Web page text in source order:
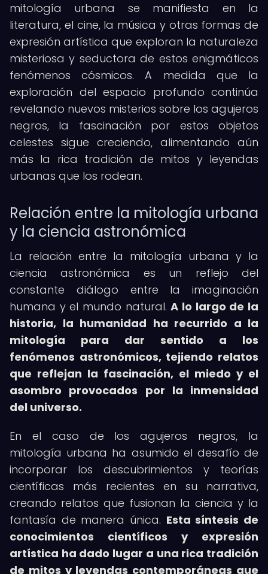
mitología urbana se manifiesta en la
literatura, el cine, la música y otras formas de
expresión artística que exploran la naturaleza
misteriosa y seductora de estos enigmáticos
fenómenos cósmicos. A medida que la
exploración del espacio profundo continúa
revelando nuevos misterios sobre los agujeros
negros, la fascinación por estos objetos
celestes sigue creciendo, alimentando aún
más la rica tradición de mitos y leyendas
urbanas que los rodean.
Relación entre la mitología urbana
y la ciencia astronómica
La relación entre la mitología urbana y la
ciencia astronómica es un reflejo del
constante diálogo entre la imaginación
humana y el mundo natural.A lo largo de la
historia, la humanidad ha recurrido a la
mitología para dar sentido a los
fenómenos astronómicos, tejiendo relatos
que reflejan la fascinación, el miedo y el
asombro provocados por la inmensidad
del universo.
En el caso de los agujeros negros, la
mitología urbana ha asumido el desafío de
incorporar los descubrimientos y teorías
científicas más recientes en su narrativa,
creando relatos que fusionan la ciencia y la
fantasía de manera única. Esta síntesis de
conocimientos científicos y expresión
artística ha dado lugar a una rica tradición
de mitos y leyendas contemporáneas que